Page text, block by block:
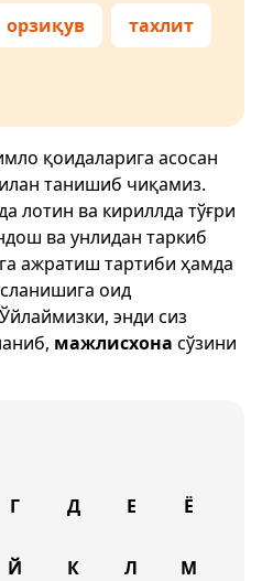
орзиқув тахлит
қоидаларига асосан
танишиб чиқамиз.
лотин ва кириллда тўғри
ва унлидан таркиб
ажратиш тартиби ҳамда
оид
энди сиз
мажлисхона сўзини
Г Д Е Ё
Й К Л М